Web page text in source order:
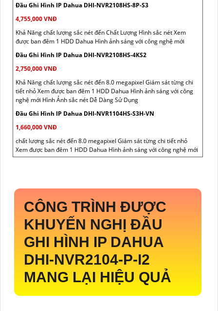
Đầu Ghi Hình IP Dahua DHI-NVR2108HS-8P-S3
4,755,000 VNĐ
Khả Năng chất lượng sắc nét đến Chất Lượng Hình sắc nét Xem
được ban đêm 1 HDD Dahua Hình ảnh sáng với công nghệ mới
Đầu Ghi Hình IP Dahua DHI-NVR2108HS-4KS2
2,750,000 VNĐ
Khả Năng chất lượng sắc nét đến 8.0 megapixel Giám sát từng chi
tiết nhỏ Xem được ban đêm 1 HDD Dahua Hình ảnh sáng với công
nghệ mới Hình Ảnh sắc nét Dễ Dàng Sử Dụng
Đầu Ghi Hình IP Dahua DHI-NVR1104HS-S3H-VN
1,660,000 VNĐ
chất lượng sắc nét đến 8.0 megapixel Giám sát từng chi tiết nhỏ
Xem được ban đêm 1 HDD Dahua Hình ảnh sáng với công nghệ mới
CÔNG TRÌNH ĐƯỢC
KHUYẾN NGHỊ ĐẦU
GHI HÌNH IP DAHUA
DHI-NVR2104-P-I2
MANG LẠI HIỆU QUẢ